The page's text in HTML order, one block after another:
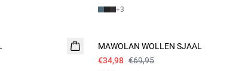
+3
MAWOLAN WOLLEN SJAAL
€34,98 €69,95